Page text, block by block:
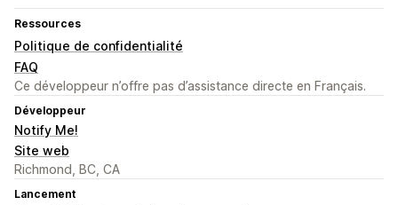
Ressources
Politique de confidentialité
FAQ
Ce développeur n’offre pas d’assistance directe en Français.
Développeur
Notify Me!
Site web
Richmond, BC, CA
Lancement